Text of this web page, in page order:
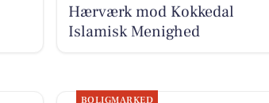
Hærværk mod Kokkedal
Islamisk Menighed
BOLIGMARKED